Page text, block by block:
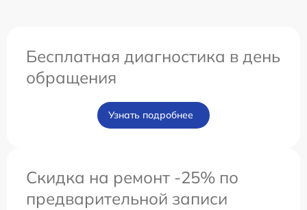
Бесплатная диагностика в день
обращения
Узнать подробнее
Скидка на ремонт -25% по
предварительной записи